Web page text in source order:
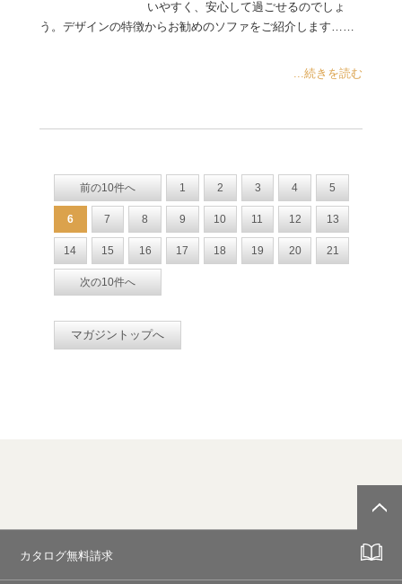
いやすく、安心して過ごせるのでしょ
う。デザインの特徴からお勧めのソファをご紹介します……
...続きを読む
前の10件へ 1 2 3 4 5
6 7 8 9 10 11 12 13
14 15 16 17 18 19 20 21
次の10件へ
マガジントップへ
カタログ無料請求